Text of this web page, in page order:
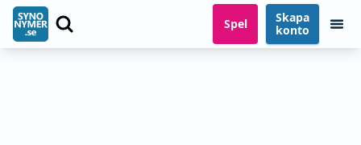
Spel
Skapa
konto